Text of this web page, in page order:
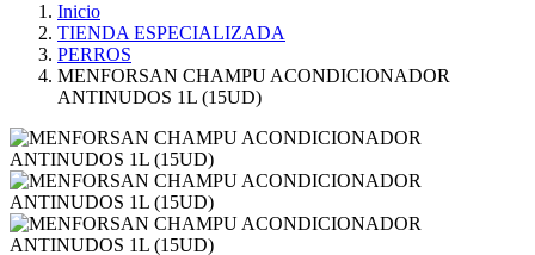
Inicio
TIENDA ESPECIALIZADA
PERROS
MENFORSAN CHAMPU ACONDICIONADOR
ANTINUDOS 1L (15UD)